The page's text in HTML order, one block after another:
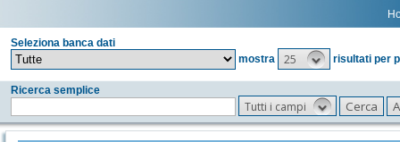
Seleziona banca dati
mostra
25 risultati per
Ricerca semplice
Tutti i campi